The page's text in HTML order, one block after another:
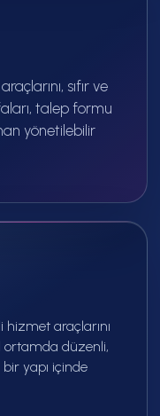
sıfır ve
talep formu
yönetilebilir
hizmet araçlarını
ortamda düzenli,
yapı içinde